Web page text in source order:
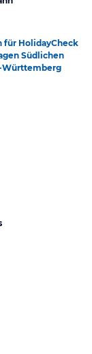
für HolidayCheck
Südlichen
Württemberg